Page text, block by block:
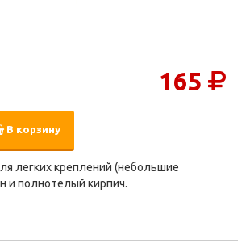
165
В корзину
легких креплений (небольшие
и полнотелый кирпич.